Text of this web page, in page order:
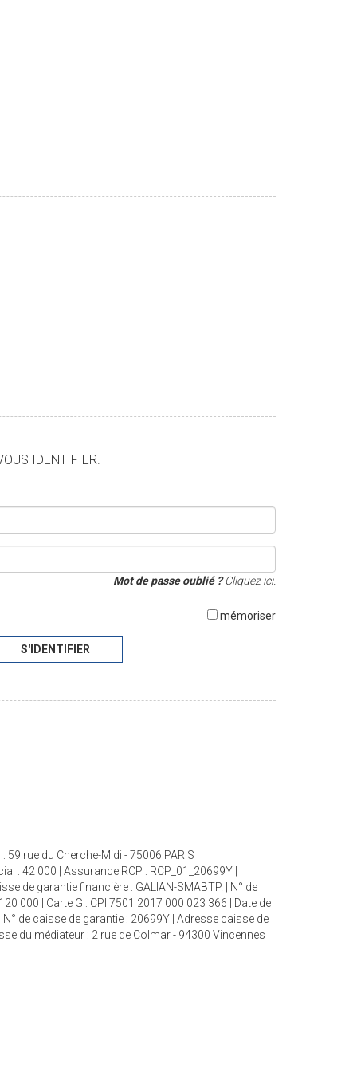
IDENTIFIER.
Mot de passe oublié ?Cliquez ici.
mémoriser
S'IDENTIFIER
rue du Cherche-Midi - 75006 PARIS |
: 42 000 | Assurance RCP : RCP_01_20699Y |
de garantie financière : GALIAN-SMABTP. | N° de
000 | Carte G : CPI 7501 2017 000 023 366 | Date de
de caisse de garantie : 20699Y | Adresse caisse de
du médiateur : 2 rue de Colmar - 94300 Vincennes |